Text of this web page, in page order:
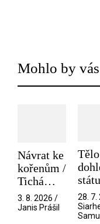
Mohlo by
Návrat ke
kořenům /
Tichá
přítelkyně
3. 8. 2026 /
Janis Prášil
28. 7.